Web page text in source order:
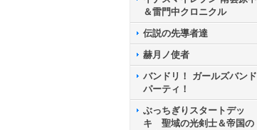
＆雷門中クロニクル
伝説の先導者達
赫月ノ使者
バンドリ！ ガールズバンド
パーティ！
ぶっちぎりスタートデッ
キ 聖域の光剣士＆帝国の